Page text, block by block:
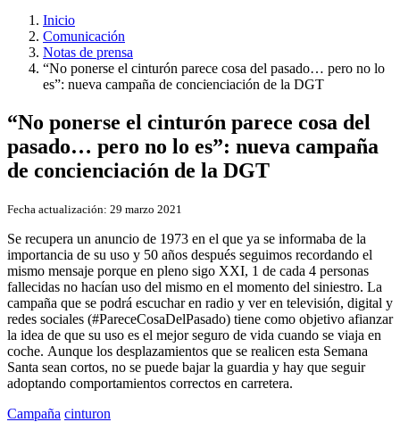
Inicio
Comunicación
Notas de prensa
“No ponerse el cinturón parece cosa del pasado… pero no lo
es”: nueva campaña de concienciación de la DGT
“No ponerse el cinturón parece cosa del
pasado… pero no lo es”: nueva campaña
de concienciación de la DGT
Fecha actualización: 29 marzo 2021
Se recupera un anuncio de 1973 en el que ya se informaba de la
importancia de su uso y 50 años después seguimos recordando el
mismo mensaje porque en pleno sigo XXI, 1 de cada 4 personas
fallecidas no hacían uso del mismo en el momento del siniestro. La
campaña que se podrá escuchar en radio y ver en televisión, digital y
redes sociales (#PareceCosaDelPasado) tiene como objetivo afianzar
la idea de que su uso es el mejor seguro de vida cuando se viaja en
coche. Aunque los desplazamientos que se realicen esta Semana
Santa sean cortos, no se puede bajar la guardia y hay que seguir
adoptando comportamientos correctos en carretera.
Campaña cinturon